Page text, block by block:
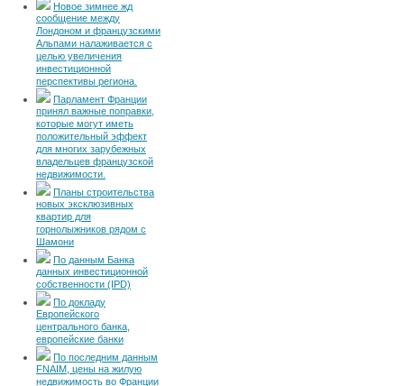
Новое зимнее жд
сообщение между
Лондоном и французскими
Альпами налаживается с
целью увеличения
инвестиционной
перспективы региона.
Парламент Франции
принял важные поправки,
которые могут иметь
положительный эффект
для многих зарубежных
владельцев французской
недвижимости.
Планы строительства
новых эксклюзивных
квартир для
горнолыжников рядом с
Шамони
По данным Банка
данных инвестиционной
собственности (IPD)
По докладу
Европейского
центрального банка,
европейские банки
По последним данным
FNAIM, цены на жилую
недвижимость во Франции